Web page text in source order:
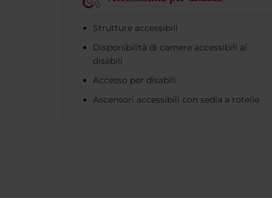
Strutture accessibili
Disponibilità di camere accessibili ai
disabili
Accesso per disabili
Ascensori accessibili con sedia a rotelle